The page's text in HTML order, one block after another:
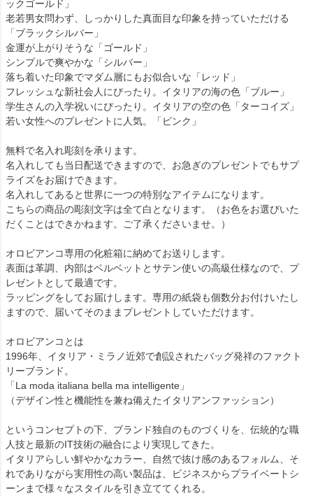
ックゴールド」
老若男女問わず、しっかりした真面目な印象を持っていただける
「ブラックシルバー」
金運が上がりそうな「ゴールド」
シンプルで爽やかな「シルバー」
落ち着いた印象でマダム層にもお似合いな「レッド」
フレッシュな新社会人にぴったり。イタリアの海の色「ブルー」
学生さんの入学祝いにぴったり。イタリアの空の色「ターコイズ」
若い女性へのプレゼントに人気。「ピンク」
無料で名入れ彫刻を承ります。
名入れしても当日配送できますので、お急ぎのプレゼントでもサプ
ライズをお届けできます。
名入れしてあると世界に一つの特別なアイテムになります。
こちらの商品の彫刻文字は全て白となります。（お色をお選びいた
だくことはできかねます。ご了承くださいませ。）
オロビアンコ専用の化粧箱に納めてお送りします。
表面は革調、内部はベルベットとサテン使いの高級仕様なので、プ
レゼントとして最適です。
ラッピングをしてお届けします。専用の紙袋も個数分お付けいたし
ますので、届いてそのままプレゼントしていただけます。
オロビアンコとは
1996年、イタリア・ミラノ近郊で創設されたバッグ発祥のファクト
リーブランド。
「La moda italiana bella ma intelligente」
（デザイン性と機能性を兼ね備えたイタリアンファッション）
というコンセプトの下、ブランド独自のものづくりを、伝統的な職
人技と最新のIT技術の融合により実現してきた。
イタリアらしい鮮やかなカラー、自然で抜け感のあるフォルム、そ
れでありながら実用性の高い製品は、ビジネスからプライベートシ
ーンまで様々なスタイルを引き立ててくれる。